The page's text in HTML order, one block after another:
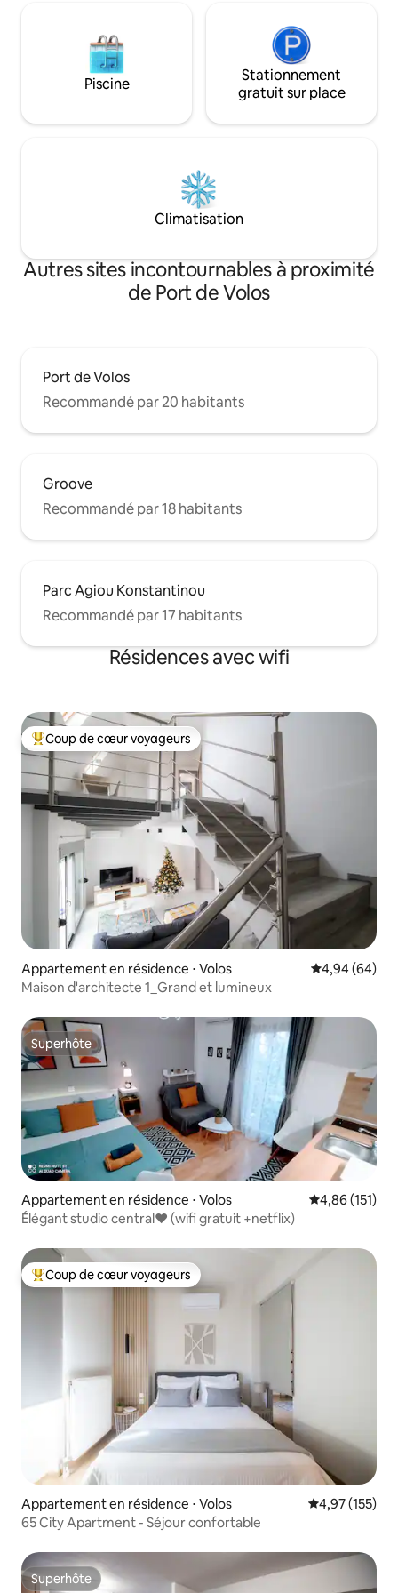
Piscine
Stationnement
gratuit sur place
Climatisation
Autres sites incontournables à proximité
de Port de Volos
Port de Volos
Recommandé par 20 habitants
Groove
Recommandé par 18 habitants
Parc Agiou Konstantinou
Recommandé par 17 habitants
Résidences avec wifi
Coups de cœur voyageurs les plus appréciés
Coup de cœur voyageurs
Appartement en résidence ⋅ Volos Évaluation
4,94 (64)
Maison d'architecte 1_Grand et lumineux
Superhôte
Superhôte
Appartement en résidence ⋅ Volos Évaluation
4,86 (151)
Élégant studio central❤ (wifi gratuit +netflix)
Coups de cœur voyageurs les plus appréciés
Coup de cœur voyageurs
Appartement en résidence ⋅ Volos Évaluation
4,97 (155)
65 City Apartment - Séjour confortable
Superhôte
Superhôte